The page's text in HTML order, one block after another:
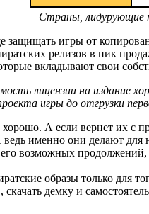
Страны, лидурующие
игры от
релизов в пик
вкладывают свои
лицензии на издание
игры до отгрузки
А если вернет их с
именно они делают
возможных
образы только для
демку и